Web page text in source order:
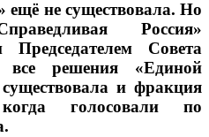
ещё не существовала. Но
Россия»
Совета
решения «Единой
и фракция
голосовали по